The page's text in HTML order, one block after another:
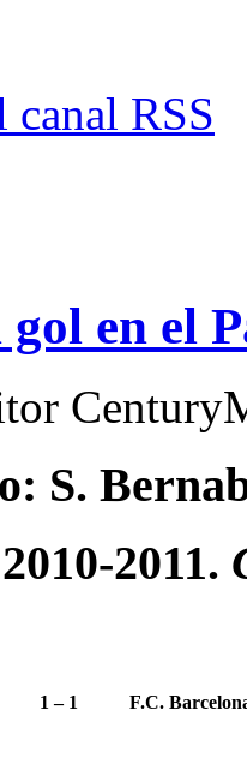
canal RSS
en el
S.
2011.
1 – 1 F.C.